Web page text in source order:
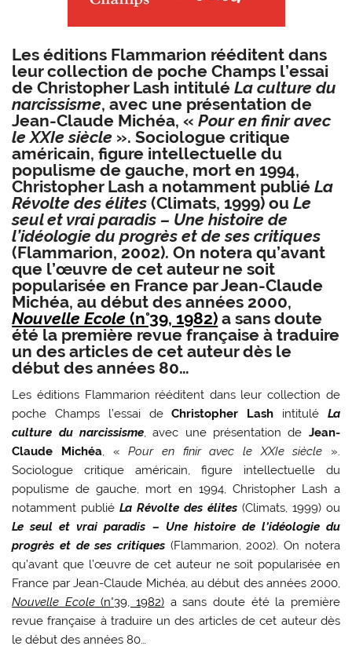
Les éditions Flammarion rééditent dans
leur collection de poche Champs l’essai
deChristopher Lash intituléLa culture du
narcissisme, avec une présentation de
Jean-Claude Michéa, «Pour en finir avec
le XXIe siècle ». Sociologue critique
américain, figure intellectuelle du
populisme de gauche, mort en 1994,
Christopher Lash a notamment publiéLa
Révolte des élites (Climats, 1999) ouLe
seul et vrai paradis – Une histoire de
l’idéologie du progrès et de ses critiques
(Flammarion, 2002). On notera qu’avant
que l’œuvre de cet auteur ne soit
popularisée en France par Jean-Claude
Michéa, au début des années 2000,
Nouvelle Ecole (n°39, 1982) a sans doute
été la première revue française à traduire
un des articles de cet auteur dès le
début des années 80…
Les éditions Flammarion rééditent dans leur collection de
poche Champs l’essai deChristopher Lash intitulé La
culture du narcissisme, avec une présentation de Jean-
Claude Michéa, «Pour en finir avec le XXIe siècle ».
Sociologue critique américain, figure intellectuelle du
populisme de gauche, mort en 1994, Christopher Lash a
notamment publiéLa Révolte des élites(Climats, 1999) ou
Le seul et vrai paradis – Une histoire de l’idéologie du
progrès et de ses critiques (Flammarion, 2002). On notera
qu’avant que l’œuvre de cet auteur ne soit popularisée en
France par Jean-Claude Michéa, au début des années 2000,
Nouvelle Ecole(n°39, 1982) a sans doute été la première
revue française à traduire un des articles de cet auteur dès
le début des années 80…